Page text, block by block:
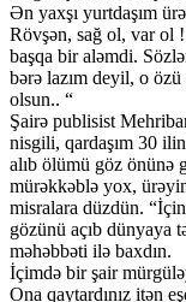
Ən yaxşı yurtdaşım
Rövşən, sağ ol, var ol
başqa bir aləmdi.
bərə lazım deyil, o
olsun.. “
Şairə publisist
nisgili, qardaşım 30
alıb ölümü göz önünə
mürəkkəblə yox,
misralara düzdün.
gözünü açıb dünyaya
məhəbbəti ilə baxdın.
İçimdə bir şair
Ona qaytardınız itən